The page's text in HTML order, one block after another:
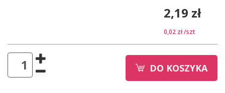
2,19 zł
0,02 zł/szt
DO KOSZYKA